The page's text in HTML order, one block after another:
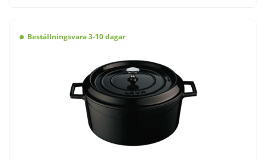
Beställningsvara 3-10 dagar